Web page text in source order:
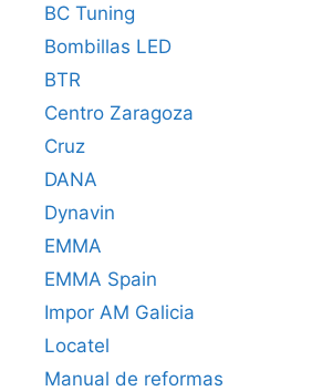
BC Tuning
Bombillas LED
BTR
Centro Zaragoza
Cruz
DANA
Dynavin
EMMA
EMMA Spain
Impor AM Galicia
Locatel
Manual de reformas